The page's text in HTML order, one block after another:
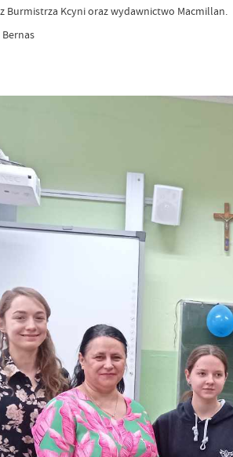
Burmistrza Kcyni oraz wydawnictwo Macmillan.